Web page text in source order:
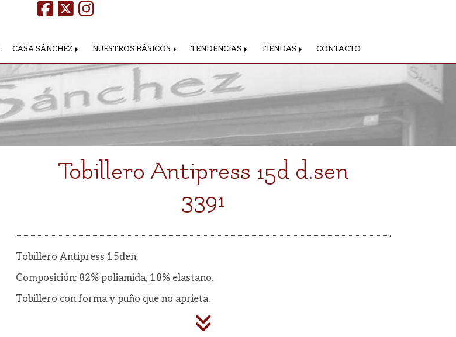
CASA SÁNCHEZ NUESTROS BÁSICOS TENDENCIAS TIENDAS CONTACTO
Tobillero Antipress 15d d.sen
3391
Tobillero Antipress 15den.
Composición: 82% poliamida, 18% elastano.
Tobillero con forma y puño que no aprieta.